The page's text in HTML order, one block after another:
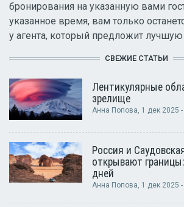
бронирования на указанную вами
указанное время, вам только
у агента, который предложит лучшую
СВЕЖИЕ СТАТЬИ
Лентикулярные
зрелище
Анна Попова, 1 дек 2025
Россия и
открывают
дней
Анна Попова, 1 дек 2025 -